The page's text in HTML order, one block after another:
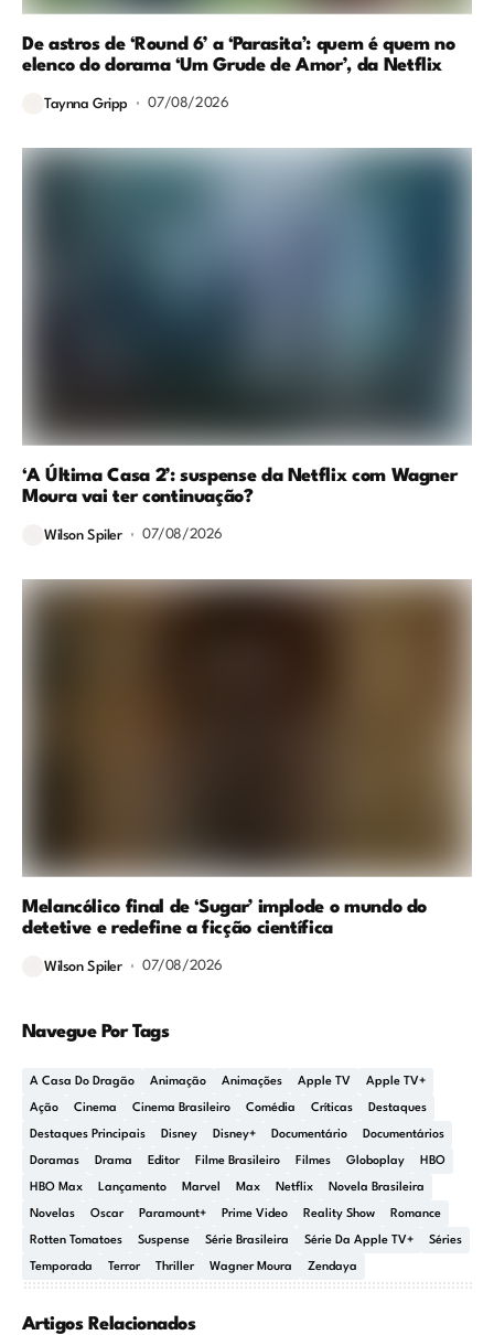
De astros de ‘Round 6’ a ‘Parasita’: quem é quem no
elenco do dorama ‘Um Grude de Amor’, da Netflix
Taynna Gripp 07/08/2026
‘A Última Casa 2’: suspense da Netflix com Wagner
Moura vai ter continuação?
Wilson Spiler 07/08/2026
Melancólico final de ‘Sugar’ implode o mundo do
detetive e redefine a ficção científica
Wilson Spiler 07/08/2026
Navegue Por Tags
A Casa Do Dragão Animação Animações Apple TV Apple TV+
Ação Cinema Cinema Brasileiro Comédia Críticas Destaques
Destaques Principais Disney Disney+ Documentário Documentários
Doramas Drama Editor Filme Brasileiro Filmes Globoplay HBO
HBO Max Lançamento Marvel Max Netflix Novela Brasileira
Novelas Oscar Paramount+ Prime Video Reality Show Romance
Rotten Tomatoes Suspense Série Brasileira Série Da Apple TV+ Séries
Temporada Terror Thriller Wagner Moura Zendaya
Artigos Relacionados